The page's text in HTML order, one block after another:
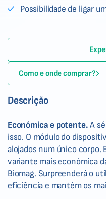
Possibilidade de ligar
Como e onde comprar?
Descrição
Económica e potente.A
isso. O módulo do
alojados num único corpo.
variante mais económica
Biomag. Surpreenderá o
eficiência e mantém os